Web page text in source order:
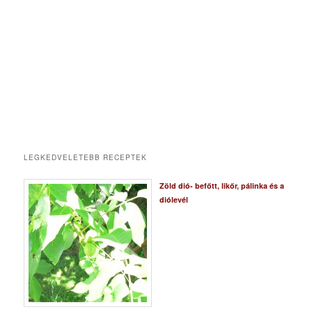
LEGKEDVELETEBB RECEPTEK
Zöld dió- befőtt, likőr, pálinka és a
diólevél